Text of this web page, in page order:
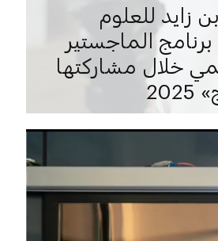
زايد للعلوم
الماجستير
خلال مشاركتها